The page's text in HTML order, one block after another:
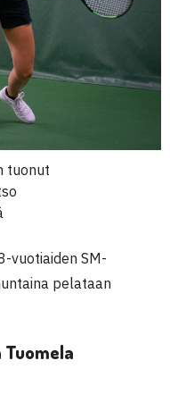
tuonut
vuotiaiden SM-
pelataan
Tuomela